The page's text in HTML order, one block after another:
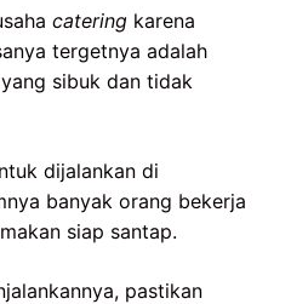
catering karena
tergetnya adalah
sibuk dan tidak
dijalankan di
banyak orang bekerja
siap santap.
pastikan